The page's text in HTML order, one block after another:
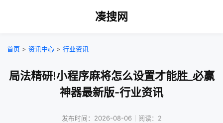
凑搜网
首页 > 资讯中心 > 行业资讯
局法精研!小程序麻将怎么设置才能胜_必赢
神器最新版-行业资讯
发布时间：2026-08-06｜阅读：2